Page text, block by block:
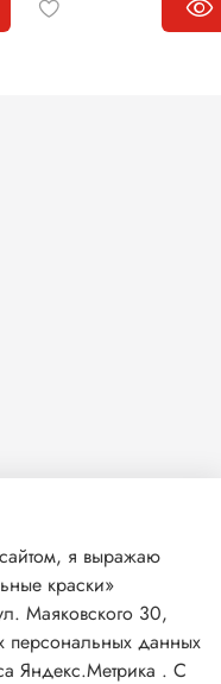
я выражаю
краски»
Маяковского 30,
персональных данных
Яндекс.Метрика . С